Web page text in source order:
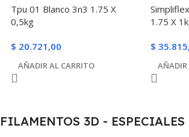
Tpu 01 Blanco 3n3 1.75 X
0,5kg
$ 20.721,00
AÑADIR AL CARRITO
1.75 X
$
AÑADIR
FILAMENTOS 3D - ESPECIALES